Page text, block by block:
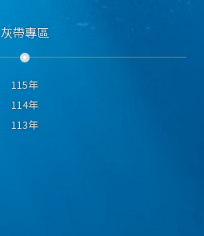
灰帶專區
115年
114年
113年